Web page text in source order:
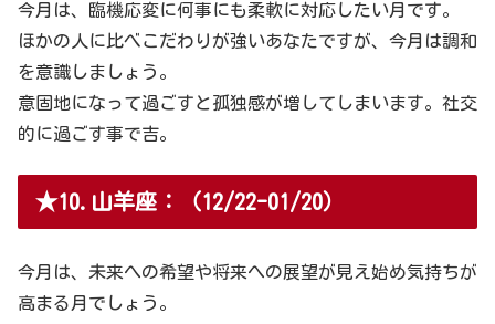
今月は、臨機応変に何事にも柔軟に対応したい月です。
ほかの人に比べこだわりが強いあなたですが、今月は調和
を意識しましょう。
意固地になって過ごすと孤独感が増してしまいます。社交
的に過ごす事で吉。
★10.山羊座：（12/22-01/20）
今月は、未来への希望や将来への展望が見え始め気持ちが
高まる月でしょう。